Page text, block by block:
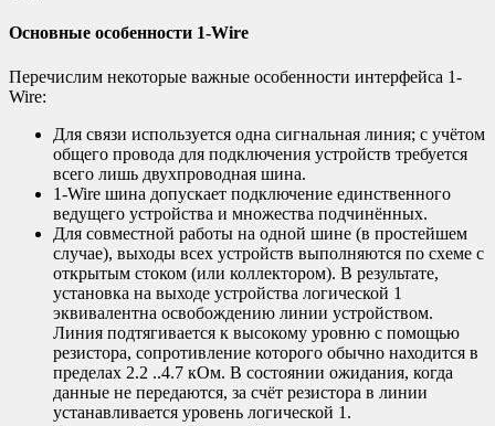
Основные особенности 1-Wire
Перечислим некоторые важные особенности интерфейса 1-
Wire:
Для связи используется одна сигнальная линия; с учётом
общего провода для подключения устройств требуется
всего лишь двухпроводная шина.
1-Wire шина допускает подключение единственного
ведущего устройства и множества подчинённых.
Для совместной работы на одной шине (в простейшем
случае), выходы всех устройств выполняются по схеме с
открытым стоком (или коллектором). В результате,
установка на выходе устройства логической 1
эквивалентна освобождению линии устройством.
Линия подтягивается к высокому уровню с помощью
резистора, сопротивление которого обычно находится в
пределах 2.2 ..4.7 кОм. В состоянии ожидания, когда
данные не передаются, за счёт резистора в линии
устанавливается уровень логической 1.